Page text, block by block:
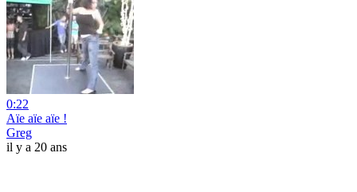
0:22
Aïe aïe aïe !
Greg
il y a 20 ans